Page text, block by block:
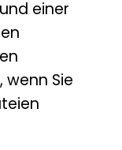
einer
Sie